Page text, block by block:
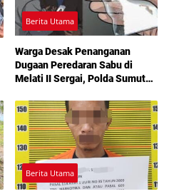
Berita Utama
Warga Desak Penanganan
Dugaan Peredaran Sabu di
Melati II Sergai, Polda Sumut
Berita Utama